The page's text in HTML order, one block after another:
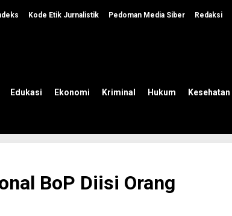
Kode Etik Jurnalistik Pedoman Media Siber Redaksi
Edukasi Ekonomi Kriminal Hukum Kesehatan
BoP Diisi Orang